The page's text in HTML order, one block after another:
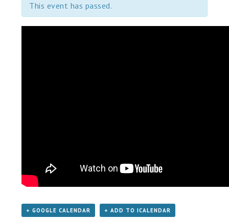
This event has passed.
+ GOOGLE CALENDAR + ADD TO ICALENDAR